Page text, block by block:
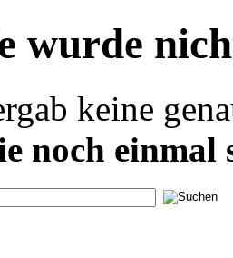
wurde
keine
noch einmal